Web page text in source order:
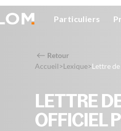
Particuliers
Retour
Accueil >Lexique>Lettre
LETTRE
OFFICIEL